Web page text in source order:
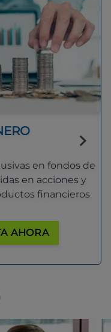
en fondos de
en acciones y
financieros
AHORA